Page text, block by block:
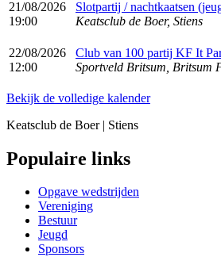
21/08/2026
19:00
Slotpartij / nachtkaatsen
Keatsclub de Boer, Stiens
22/08/2026
12:00
Club van 100 partij KF It
Sportveld Britsum, Britsum
Bekijk de volledige kalender
Keatsclub de Boer | Stiens
Populaire links
Opgave wedstrijden
Vereniging
Bestuur
Jeugd
Sponsors